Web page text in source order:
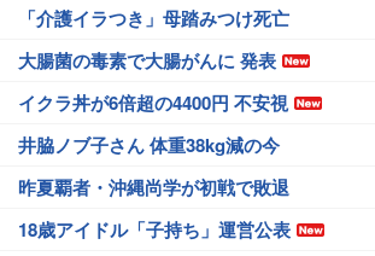
「介護イラつき」母踏みつけ死亡
大腸菌の毒素で大腸がんに 発表
イクラ丼が6倍超の4400円 不安視
井脇ノブ子さん 体重38kg減の今
昨夏覇者・沖縄尚学が初戦で敗退
18歳アイドル「子持ち」運営公表